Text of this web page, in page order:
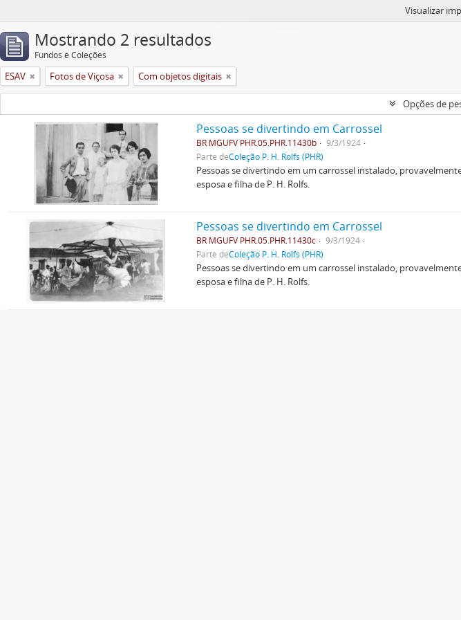
Visualizar
Mostrando 2 resultados
Fundos e Coleções
ESAV Fotos de Viçosa Com objetos digitais
Opções de
Pessoas se divertindo em Carrossel
BR MGUFV PHR.05.PHR.11430b
9/3/1924
Parte deColeção P. H. Rolfs (PHR)
Pessoas se divertindo em um carrossel instalado,
esposa e filha de P. H. Rolfs.
Pessoas se divertindo em Carrossel
BR MGUFV PHR.05.PHR.11430c
9/3/1924
Parte deColeção P. H. Rolfs (PHR)
Pessoas se divertindo em um carrossel instalado,
esposa e filha de P. H. Rolfs.